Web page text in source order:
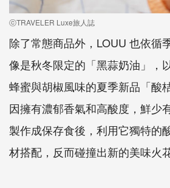
ⓒTRAVELER Luxe旅人誌
除了常態商品外，LOUU 也依循
像是秋冬限定的「黑蒜奶油」，
蜂蜜與胡椒風味的夏季新品「酸
因擁有濃郁香氣和高酸度，鮮少
製作成保存食後，利用它獨特的
材搭配，反而碰撞出新的美味火花